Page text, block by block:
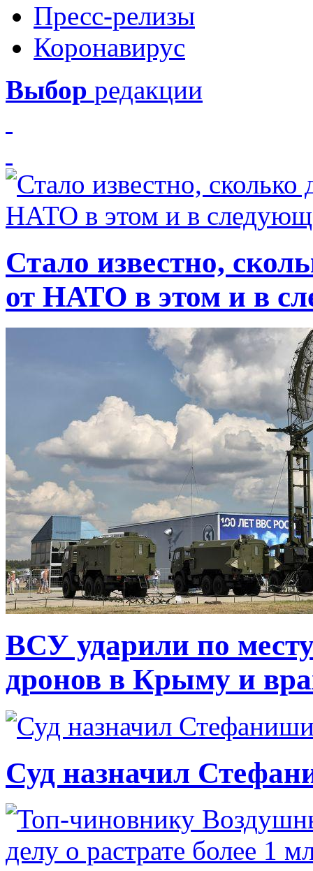
Пресс-релизы
Коронавирус
Выбор редакции
Стало известно,
от НАТО в этом и в
ВСУ ударили по
дронов в Крыму и
Суд назначил